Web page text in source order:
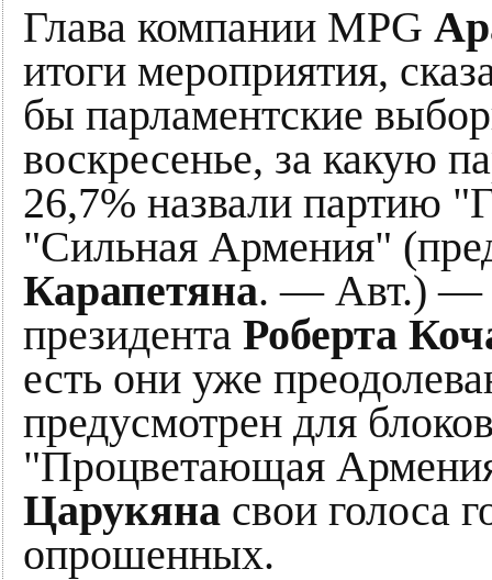
Глава компании MPG
итоги мероприятия,
бы парламентские
воскресенье, за какую
26,7% назвали партию
"Сильная Армения"
Карапетяна. — Авт.) —
президента Роберта
есть они уже
предусмотрен для
"Процветающая
Царукяна свои голоса
опрошенных.